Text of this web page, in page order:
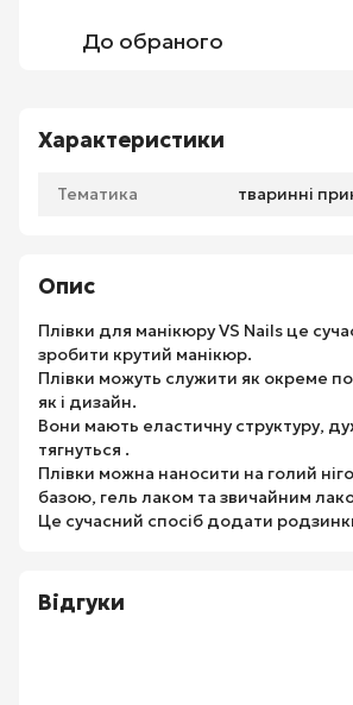
До обраного
Характеристики
Тематика тваринні
Опис
Плівки для манікюру VS Nails це
зробити крутий манікюр.
Плівки можуть служити як окреме
як і дизайн.
Вони мають еластичну структуру,
тягнуться .
Плівки можна наносити на голий
базою, гель лаком та звичайним
Це сучасний спосіб додати
Відгуки